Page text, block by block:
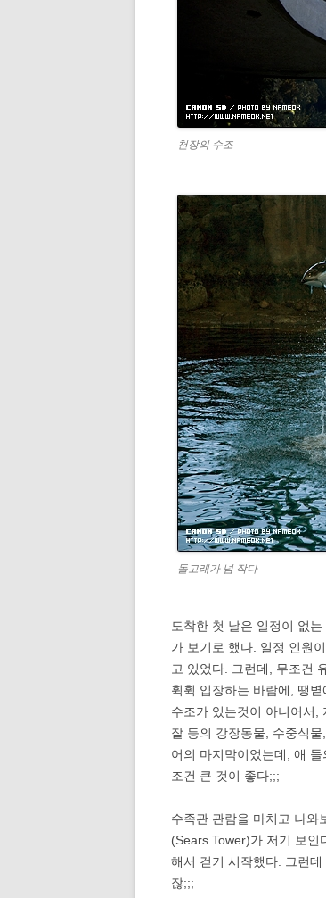
천장의 수조
돌고래가 넘 작다
도착한 첫 날은 일정이 없
가 보기로 했다. 일정 인원
고 있었다. 그런데, 무조건
휙휙 입장하는 바람에, 땡
수조가 있는것이 아니어서,
잘 등의 강장동물, 수중식
어의 마지막이었는데, 애
조건 큰 것이 좋다;;;
수족관 관람을 마치고 나와
(Sears Tower)가 저기 보
해서 걷기 시작했다. 그런
잖;;;